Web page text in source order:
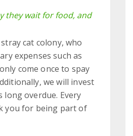
they wait for food, and
cat colony, who
expenses such as
come once to spay
we will invest
overdue. Every
you for being part of